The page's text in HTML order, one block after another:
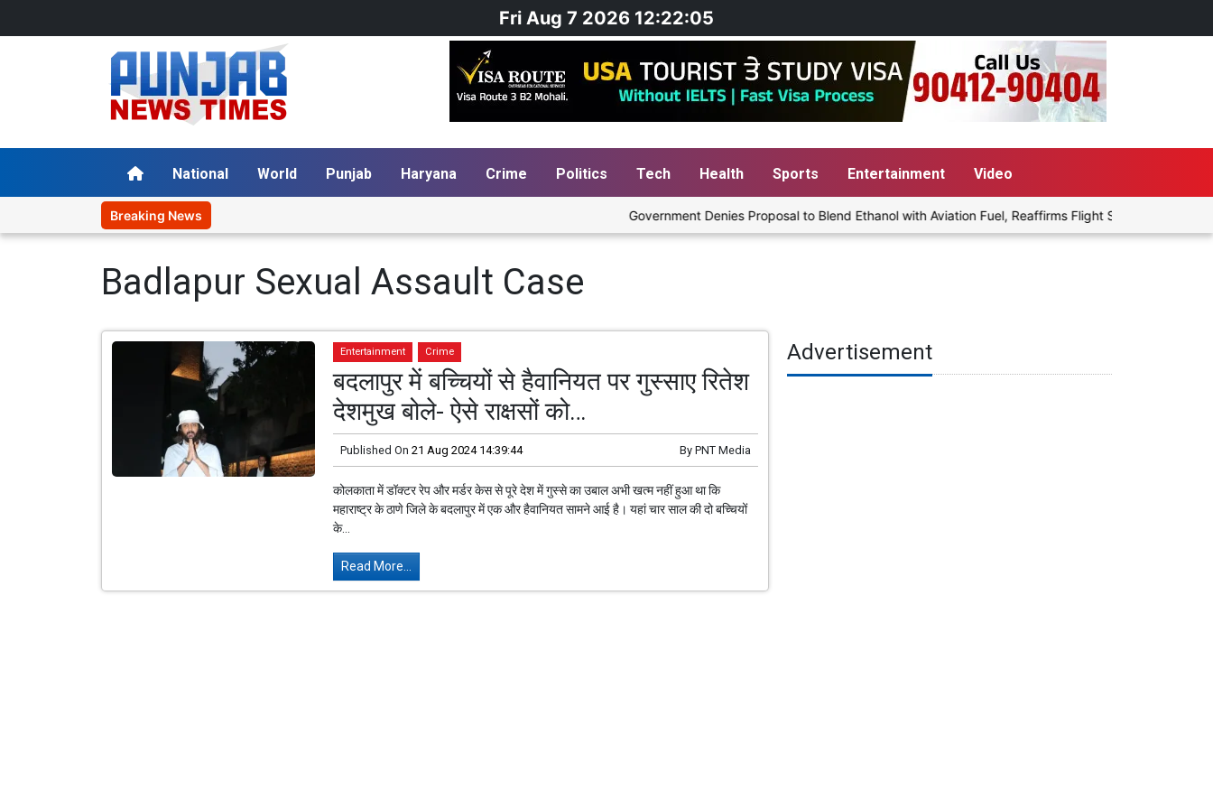
Fri Aug 7 2026 12:22:06
National World Punjab Haryana Crime Politics Tech Health Sports Entertainment Video
Breaking News Government Denies Proposal to Blend Ethanol with Aviation Fuel, Reaffirms Flight Safety Focus
Badlapur Sexual Assault Case
Entertainment Crime
बदलापुर में बच्चियों से हैवानियत पर गुस्साए रितेश
देशमुख बोले- ऐसे राक्षसों को…
Published On 21 Aug 2024 14:39:44 By PNT Media
कोलकाता में डॉक्टर रेप और मर्डर केस से पूरे देश में गुस्से का उबाल अभी खत्म नहीं हुआ था कि
महाराष्ट्र के ठाणे जिले के बदलापुर में एक और हैवानियत सामने आई है। यहां चार साल की दो बच्चियों
के...
Read More...
Advertisement